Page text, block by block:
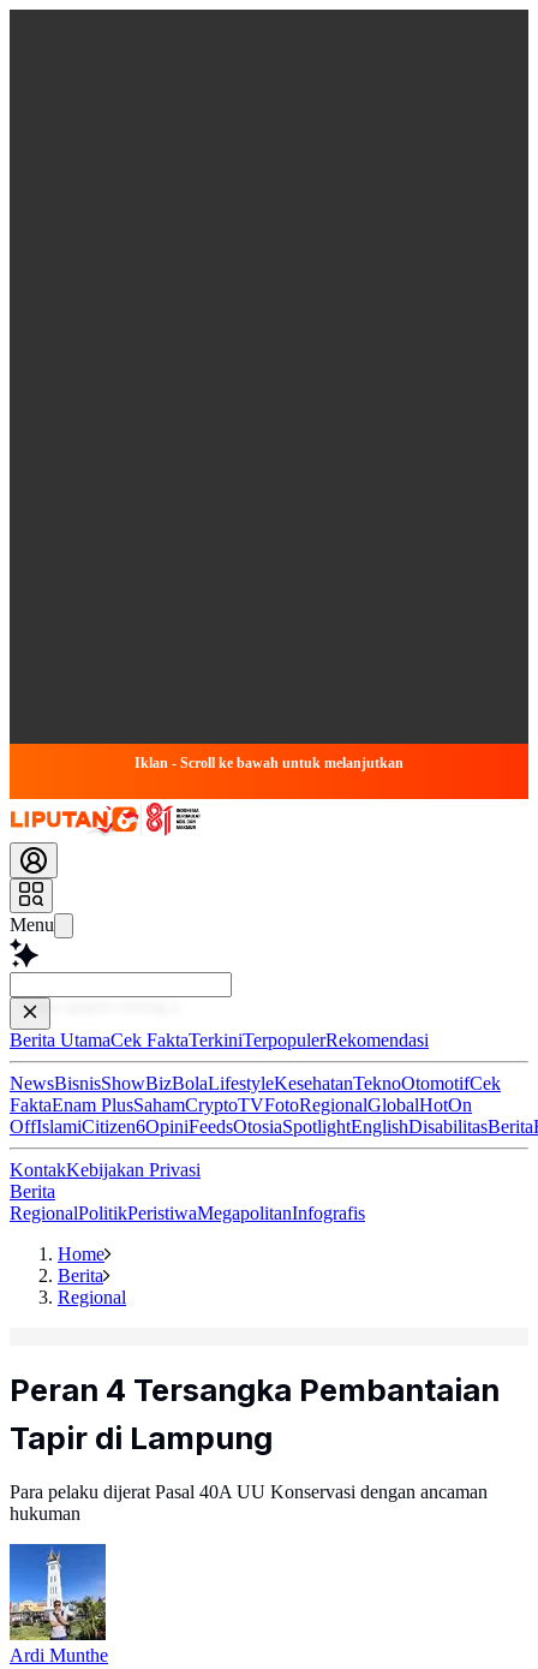
Iklan - Scroll ke bawah untuk melanjutkan
Menu
Baca l
Berita UtamaCek FaktaTerkiniTerpopulerRekomendasi
NewsBisnisShowBizBolaLifestyleKesehatanTeknoOtomotifCek
FaktaEnam PlusSahamCryptoTVFotoRegionalGlobalHotOn
OffIslamiCitizen6OpiniFeedsOtosiaSpotlightEnglishDisabilitasBerita
KontakKebijakan Privasi
Berita
RegionalPolitikPeristiwaMegapolitanInfografis
Home
Berita
Regional
Peran 4 Tersangka Pembantaian
Tapir di Lampung
Para pelaku dijerat Pasal 40A UU Konservasi dengan ancaman
hukuman
Ardi Munthe